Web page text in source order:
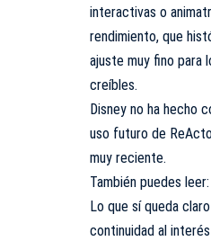
interactivas o
rendimiento, que
ajuste muy fino para
creíbles.
Disney no ha hecho
uso futuro de
muy reciente.
También puedes leer:
Lo que sí queda
continuidad al